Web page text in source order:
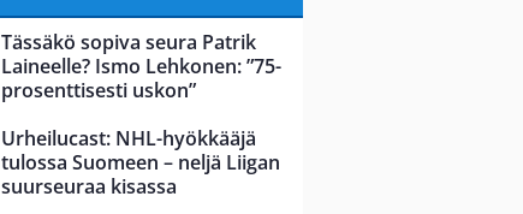
Tässäkö sopiva seura Patrik
Laineelle? Ismo Lehkonen: ”75-
prosenttisesti uskon”
Urheilucast: NHL-hyökkääjä
tulossa Suomeen – neljä Liigan
suurseuraa kisassa